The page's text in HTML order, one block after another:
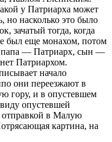
у Патриарха может
но насколько это было
зачатый тогда, когда
был еще монахом, потом
папа — Патриарх, сын —
Патриархом.
начало
они переезжают в
гору, и в опустевшем
опустевшей
в Малую
картина, на